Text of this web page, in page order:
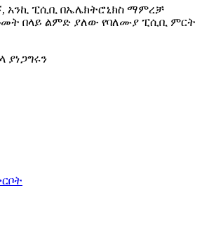
አንኪ ፒሲቢ በኤሌክትሮኒክስ ማምረቻ
በላይ ልምድ ያለው የባለሙያ ፒሲቢ ምርት
ያነጋግሩን